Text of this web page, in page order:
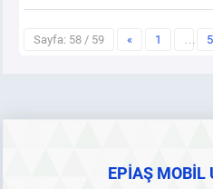
Sayfa: 58 / 59 « 1 …
EPİAŞ MOBİL